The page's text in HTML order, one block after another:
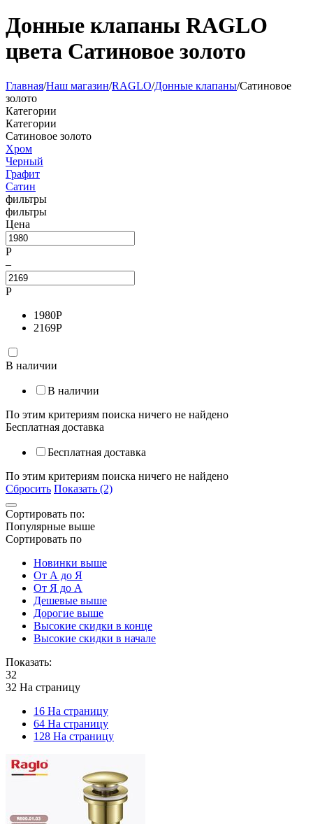
Донные клапаны RAGLO
цвета Сатиновое золото
Главная/Наш магазин/RAGLO/Донные клапаны/Сатиновое
золото
Категории
Категории
Сатиновое золото
Хром
Черный
Графит
Сатин
фильтры
фильтры
Цена
Р
–
Р
1980Р
2169Р
В наличии
В наличии
По этим критериям поиска ничего не найдено
Бесплатная доставка
Бесплатная доставка
По этим критериям поиска ничего не найдено
Сбросить Показать (2)
Сортировать по:
Популярные выше
Сортировать по
Новинки выше
От А до Я
От Я до А
Дешевые выше
Дорогие выше
Высокие скидки в конце
Высокие скидки в начале
Показать:
32
32 На страницу
16 На страницу
64 На страницу
128 На страницу